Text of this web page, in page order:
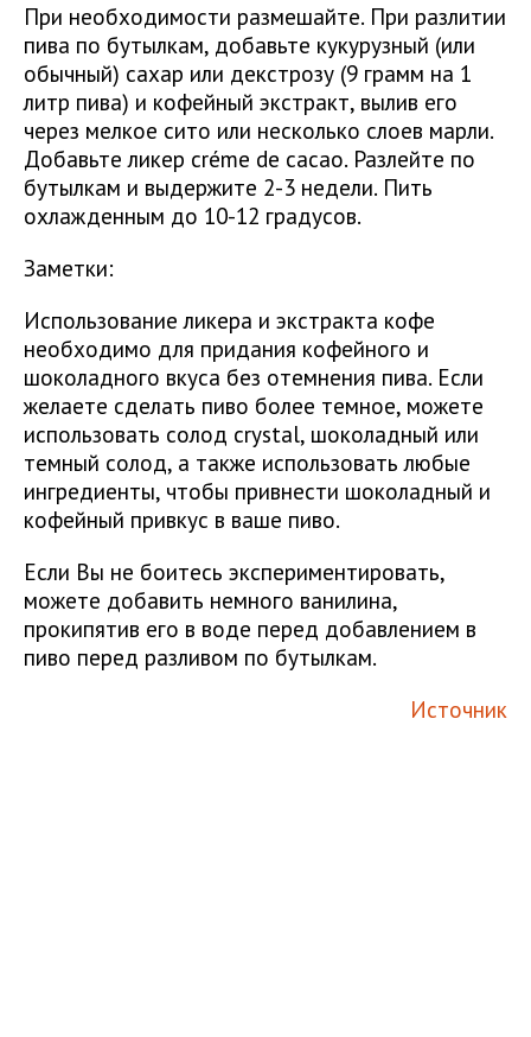
При необходимости размешайте. При разлитии
пива по бутылкам, добавьте кукурузный (или
обычный) сахар или декстрозу (9 грамм на 1
литр пива) и кофейный экстракт, вылив его
через мелкое сито или несколько слоев марли.
Добавьте ликер créme de cacao. Разлейте по
бутылкам и выдержите 2-3 недели. Пить
охлажденным до 10-12 градусов.
Заметки:
Использование ликера и экстракта кофе
необходимо для придания кофейного и
шоколадного вкуса без отемнения пива. Если
желаете сделать пиво более темное, можете
использовать солод crystal, шоколадный или
темный солод, а также использовать любые
ингредиенты, чтобы привнести шоколадный и
кофейный привкус в ваше пиво.
Если Вы не боитесь экспериментировать,
можете добавить немного ванилина,
прокипятив его в воде перед добавлением в
пиво перед разливом по бутылкам.
Источник